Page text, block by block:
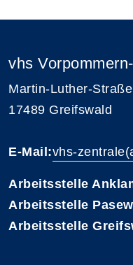
vhs
Martin-Luther-
17489 Greifswald
E-Mail:vhs-
Arbeitsstelle
Arbeitsstelle
Arbeitsstelle